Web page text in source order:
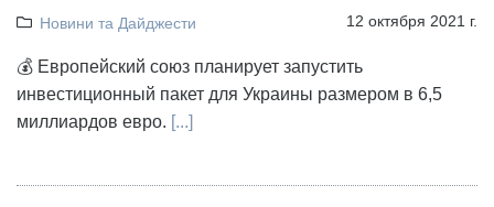
Новини та Дайджести 12 октября 2021 г.
💰 Европейский союз планирует запустить
инвестиционный пакет для Украины размером в 6,5
миллиардов евро. [...]